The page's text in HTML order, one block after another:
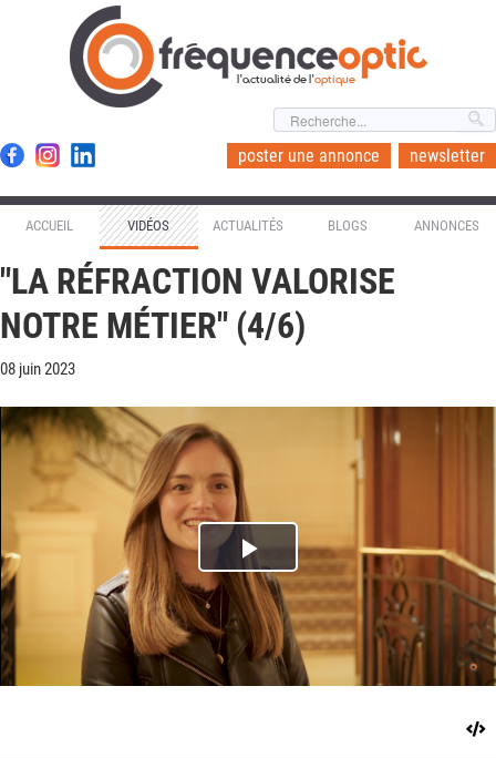
l'actualité de l'optique
poster une annonce newsletter
ACCUEIL VIDÉOS ACTUALITÉS BLOGS ANNONCES
"LA RÉFRACTION VALORISE
NOTRE MÉTIER" (4/6)
08 juin 2023
Play
Video